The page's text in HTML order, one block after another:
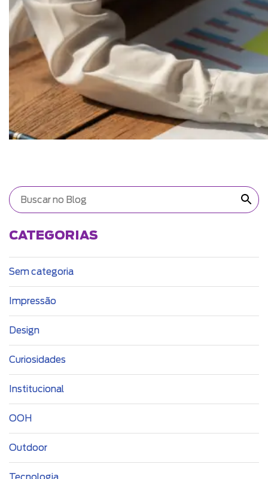
CATEGORIAS
Sem categoria
Impressão
Design
Curiosidades
Institucional
OOH
Outdoor
Tecnologia